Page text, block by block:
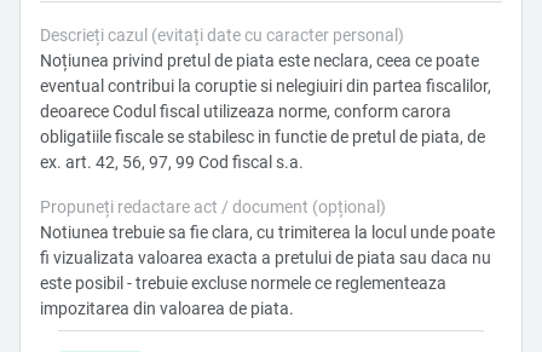
Descrieți cazul (evitați date cu caracter personal)
Noțiunea privind pretul de piata este neclara, ceea ce poate
eventual contribui la coruptie si nelegiuiri din partea fiscalilor,
deoarece Codul fiscal utilizeaza norme, conform carora
obligatiile fiscale se stabilesc in functie de pretul de piata, de
ex. art. 42, 56, 97, 99 Cod fiscal s.a.
Propuneți redactare act / document (opțional)
Notiunea trebuie sa fie clara, cu trimiterea la locul unde poate
fi vizualizata valoarea exacta a pretului de piata sau daca nu
este posibil - trebuie excluse normele ce reglementeaza
impozitarea din valoarea de piata.